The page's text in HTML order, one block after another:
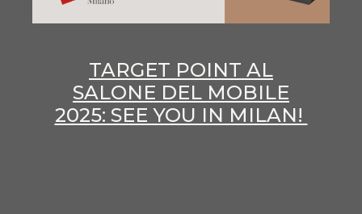
TARGET POINT AL
SALONE DEL MOBILE
2025: SEE YOU IN MILAN!